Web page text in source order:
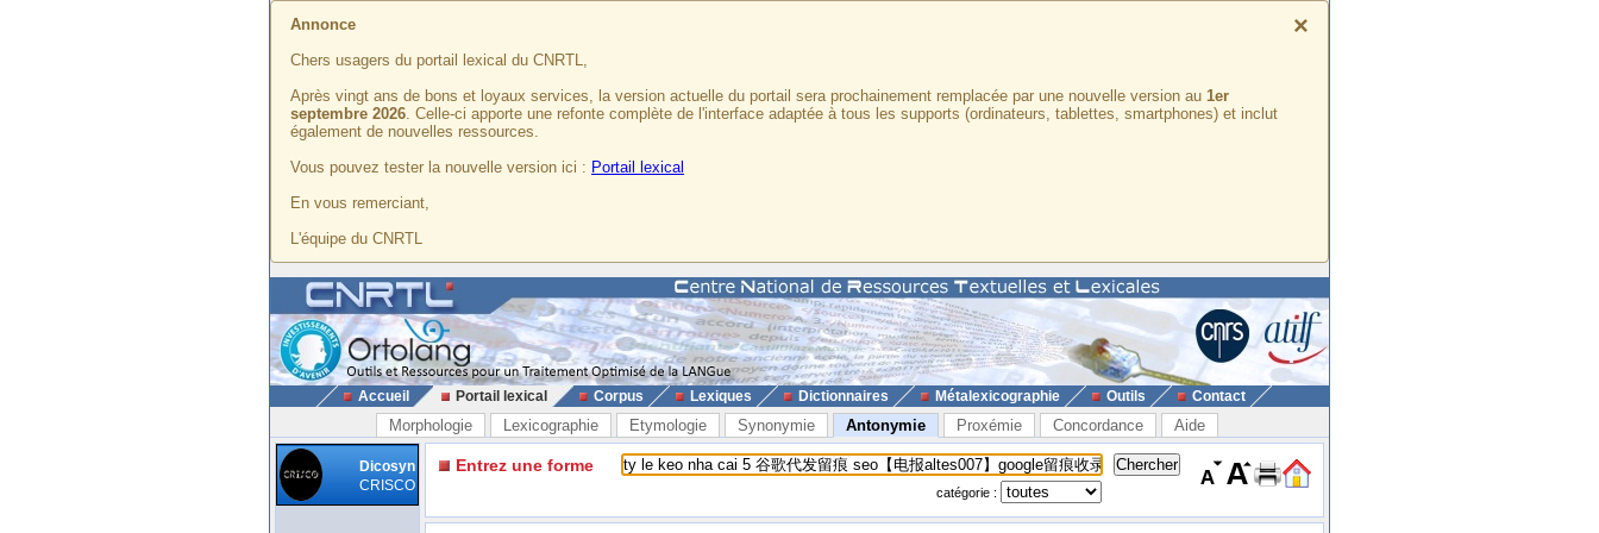
×
Annonce
Chers usagers du portail lexical du CNRTL,
Après vingt ans de bons et loyaux services, la version actuelle du portail sera prochainement remplacée par une nouvelle version au 1er
septembre 2026. Celle-ci apporte une refonte complète de l'interface adaptée à tous les supports (ordinateurs, tablettes, smartphones) et inclut
également de nouvelles ressources.
Vous pouvez tester la nouvelle version ici : Portail lexical
En vous remerciant,
L'équipe du CNRTL
Accueil Portail lexical Corpus Lexiques Dictionnaires Métalexicographie Outils Contact
Morphologie Lexicographie Etymologie Synonymie Antonymie Proxémie Concordance Aide
Dicosyn
CRISCO
Entrez une forme
catégorie :